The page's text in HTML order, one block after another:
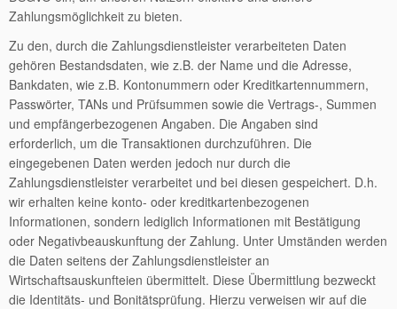
Zahlungsmöglichkeit zu bieten.
Zu den, durch die Zahlungsdienstleister verarbeiteten Daten
gehören Bestandsdaten, wie z.B. der Name und die Adresse,
Bankdaten, wie z.B. Kontonummern oder Kreditkartennummern,
Passwörter, TANs und Prüfsummen sowie die Vertrags-, Summen
und empfängerbezogenen Angaben. Die Angaben sind
erforderlich, um die Transaktionen durchzuführen. Die
eingegebenen Daten werden jedoch nur durch die
Zahlungsdienstleister verarbeitet und bei diesen gespeichert. D.h.
wir erhalten keine konto- oder kreditkartenbezogenen
Informationen, sondern lediglich Informationen mit Bestätigung
oder Negativbeauskunftung der Zahlung. Unter Umständen werden
die Daten seitens der Zahlungsdienstleister an
Wirtschaftsauskunfteien übermittelt. Diese Übermittlung bezweckt
die Identitäts- und Bonitätsprüfung. Hierzu verweisen wir auf die